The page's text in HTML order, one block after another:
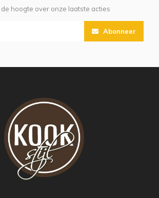
de hoogte over onze laatste acties
Abonneer